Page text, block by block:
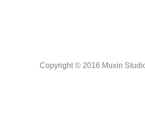
Copyright © 2016 Muxin